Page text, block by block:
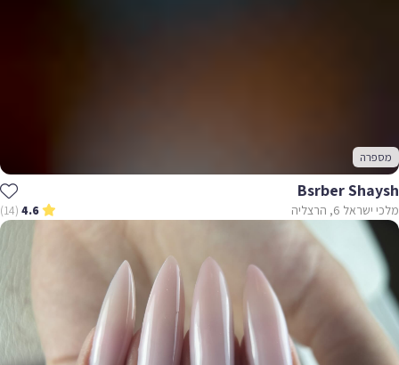
מספרה
Bsrber Shaysh
מלכי ישראל 6, הרצליה 4.6
(14)